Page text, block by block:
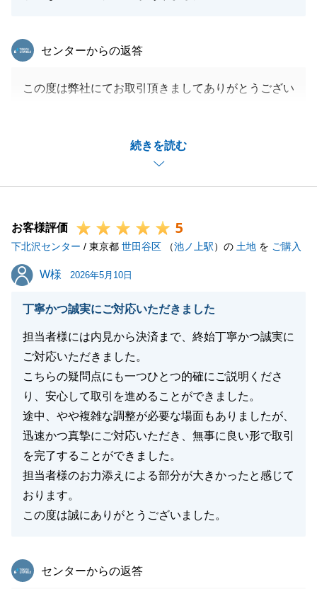
続きを読む
東急リバブル
センターからの返答
この度は弊社にてお取引頂きましてありがとうござい
すが、M様の迅速にご対応いただきましたおかげで、
滞りなくご決済を終える事ができました。重ねて感謝
申し上げます。
さい。
今後ともよろしくお願いいたします。
閉じる
お客様評価 5
下北沢センター / 東京都 世田谷区 （池ノ上駅）の 土地 を ご購入
W様
W様 2026年5月10日
丁寧かつ誠実にご対応いただきました
担当者様には内見から決済まで、終始丁寧かつ誠実に
ご対応いただきました。
こちらの疑問点にも一つひとつ的確にご説明くださ
り、安心して取引を進めることができました。
途中、やや複雑な調整が必要な場面もありましたが、
迅速かつ真摯にご対応いただき、無事に良い形で取引
を完了することができました。
担当者様のお力添えによる部分が大きかったと感じて
おります。
この度は誠にありがとうございました。
東急リバブル
センターからの返答